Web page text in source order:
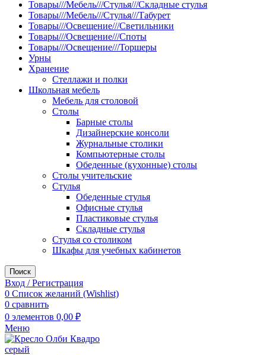
Товары///Мебель///Стулья///Складные стулья
Товары///Мебель///Стулья///Табурет
Товары///Освещение///Светильники
Товары///Освещение///Споты
Товары///Освещение///Торшеры
Урны
Хранение
Стеллажи и полки
Школьная мебель
Мебель для столовой
Столы
Барные столы
Дизайнерские консоли
Журнальные столики
Компьютерные столы
Обеденные (кухонные) столы
Столы учительские
Стулья
Обеденные стулья
Офисные стулья
Пластиковые стулья
Складные стулья
Стулья со столиком
Шкафы для учебных кабинетов
Поиск
Вход / Регистрация
0 Список желаний (Wishlist)
0 сравнить
0 элементов 0,00 ₽
Меню